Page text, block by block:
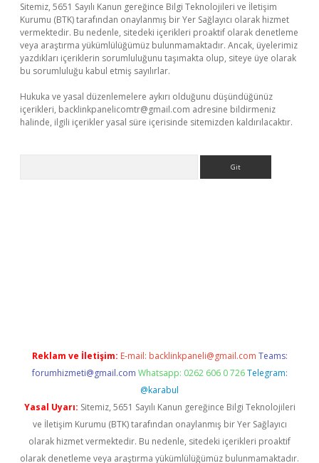
Sitemiz, 5651 Sayılı Kanun gereğince Bilgi Teknolojileri ve İletişim
Kurumu (BTK) tarafından onaylanmış bir Yer Sağlayıcı olarak hizmet
vermektedir. Bu nedenle, sitedeki içerikleri proaktif olarak denetleme
veya araştırma yükümlülüğümüz bulunmamaktadır. Ancak, üyelerimiz
yazdıkları içeriklerin sorumluluğunu taşımakta olup, siteye üye olarak
bu sorumluluğu kabul etmiş sayılırlar.
Hukuka ve yasal düzenlemelere aykırı olduğunu düşündüğünüz
içerikleri, backlinkpanelicomtr@gmail.com adresine bildirmeniz
halinde, ilgili içerikler yasal süre içerisinde sitemizden kaldırılacaktır.
Reklam ve İletişim: E-mail: backlinkpaneli@gmail.com Teams:
forumhizmeti@gmail.com Whatsapp: 0262 606 0 726 Telegram:
@karabul
Yasal Uyarı: Sitemiz, 5651 Sayılı Kanun gereğince Bilgi Teknolojileri
ve İletişim Kurumu (BTK) tarafından onaylanmış bir Yer Sağlayıcı
olarak hizmet vermektedir. Bu nedenle, sitedeki içerikleri proaktif
olarak denetleme veya araştırma yükümlülüğümüz bulunmamaktadır.